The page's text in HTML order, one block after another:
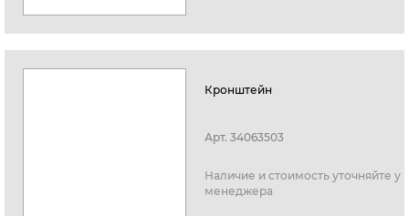
Кронштейн
Арт.34063503
Наличие и стоимость уточняйте у
менеджера